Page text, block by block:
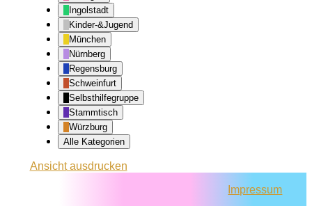
Ingolstadt
Kinder-&Jugend
München
Nürnberg
Regensburg
Schweinfurt
Selbsthilfegruppe
Stammtisch
Würzburg
Alle Kategorien
Ansichtausdrucken
Impressum